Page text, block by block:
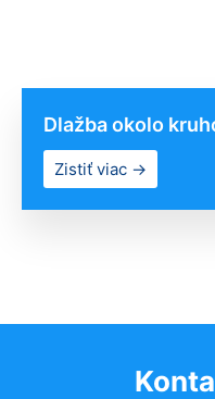
Dlažba okolo
Zistiť viac →